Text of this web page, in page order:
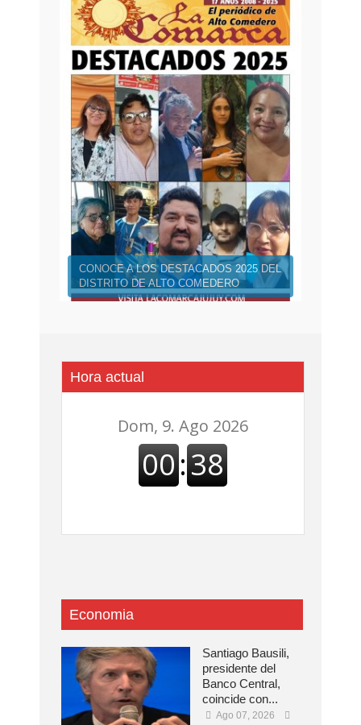
CONOCE A LOS DESTACADOS 2025 DEL
DISTRITO DE ALTO COMEDERO
Hora actual
Economia
Santiago Bausili,
presidente del
Banco Central,
coincide con...
Ago 07, 2026